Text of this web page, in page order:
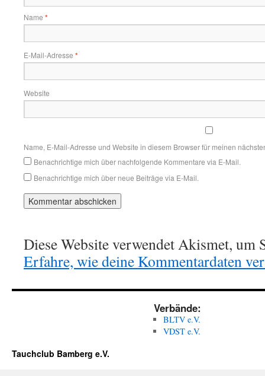
Name *
E-Mail-Adresse *
Website
Name, E-Mail-Adresse und Website in diesem Browser für meinen
Benachrichtige mich über nachfolgende Kommentare via E-Mail.
Benachrichtige mich über neue Beiträge via E-Mail.
Diese Website verwendet Akismet, um
Erfahre, wie deine Kommentardaten
Verbände:
BLTV e.V.
VDST e.V.
Tauchclub Bamberg e.V.